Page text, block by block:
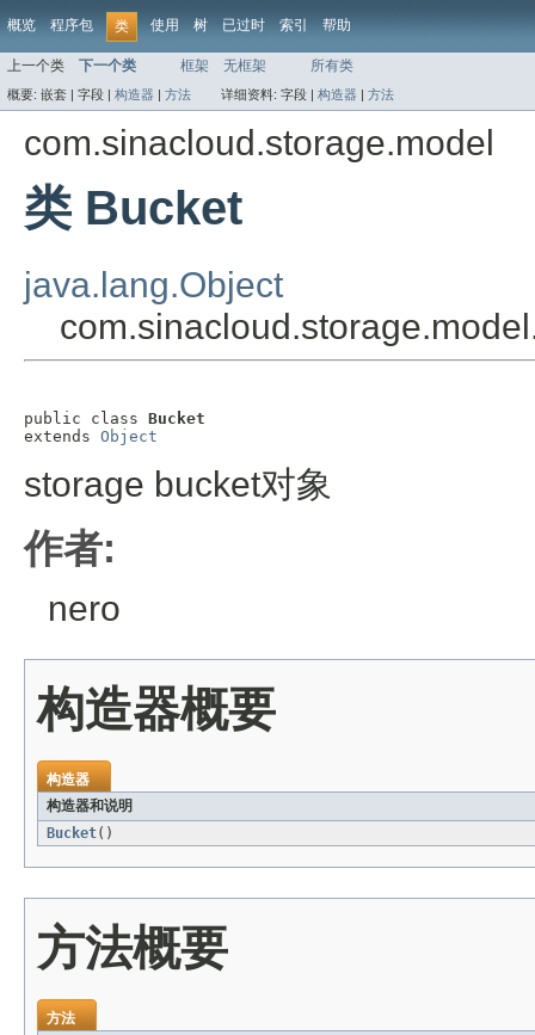
概览 程序包 类 使用 树 已过时 索引 帮助
上一个类 下一个类 框架 无框架 所有类
概要: 嵌套 | 字段 | 构造器 | 方法 详细资料: 字段 | 构造器 | 方法
com.sinacloud.storage.model
类 Bucket
java.lang.Object
public class Bucket
extends Object
storage bucket对象
作者:
nero
构造器概要
构造器
构造器和说明
Bucket()
方法概要
方法